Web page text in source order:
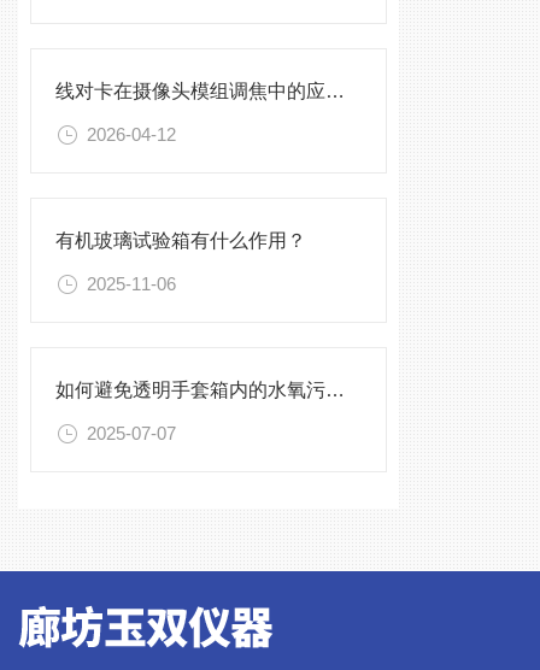
线对卡在摄像头模组调焦中的应用技巧
2026-04-12
有机玻璃试验箱有什么作用？
2025-11-06
如何避免透明手套箱内的水氧污染？
2025-07-07